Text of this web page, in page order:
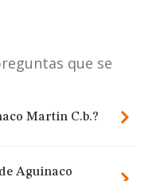
que se
Martin C.b.?
Aguinaco